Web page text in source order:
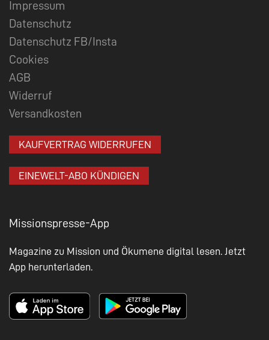
Impressum
Datenschutz
Datenschutz FB/Insta
Cookies
AGB
Widerruf
Versandkosten
KAUFVERTRAG WIDERRUFEN
EINEWELT-ABO KÜNDIGEN
Missionspresse-App
Magazine zu Mission und Ökumene digital lesen. Jetzt
App herunterladen.